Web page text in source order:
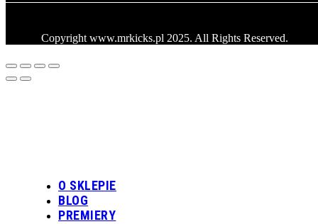
Copyright www.mrkicks.pl 2025. All Rights Reserved.
O SKLEPIE
BLOG
PREMIERY